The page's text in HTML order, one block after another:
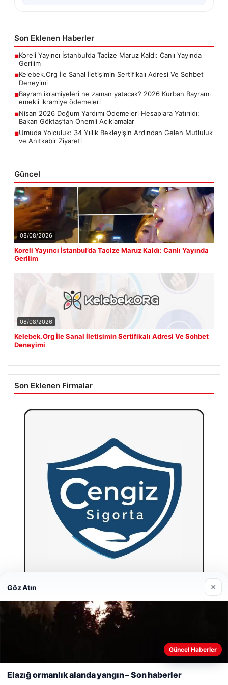
Son Eklenen Haberler
■Koreli Yayıncı İstanbul’da Tacize Maruz Kaldı: Canlı Yayında
Gerilim
■Kelebek.Org İle Sanal İletişimin Sertifikalı Adresi Ve Sohbet
Deneyimi
■Bayram ikramiyeleri ne zaman yatacak? 2026 Kurban Bayramı
emekli ikramiye ödemeleri
■Nisan 2026 Doğum Yardımı Ödemeleri Hesaplara Yatırıldı:
Bakan Göktaş’tan Önemli Açıklamalar
■Umuda Yolculuk: 34 Yıllık Bekleyişin Ardından Gelen Mutluluk
ve Anıtkabir Ziyareti
Güncel
08/08/2026
Koreli Yayıncı İstanbul’da Tacize Maruz Kaldı: Canlı Yayında
Gerilim
08/08/2026
Kelebek.Org İle Sanal İletişimin Sertifikalı Adresi Ve Sohbet
Deneyimi
Son Eklenen Firmalar
Hastaş Beton
Web sitemizi nasıl kullandığınızı daha iyi anlayabilmek,
deneyiminizi kişiselleştirmek ve geliştirmek amacıyla çerezler
Reddet
Göz Atın ×
Güncel Haberler
Elazığ ormanlık alanda yangın – Son haberler